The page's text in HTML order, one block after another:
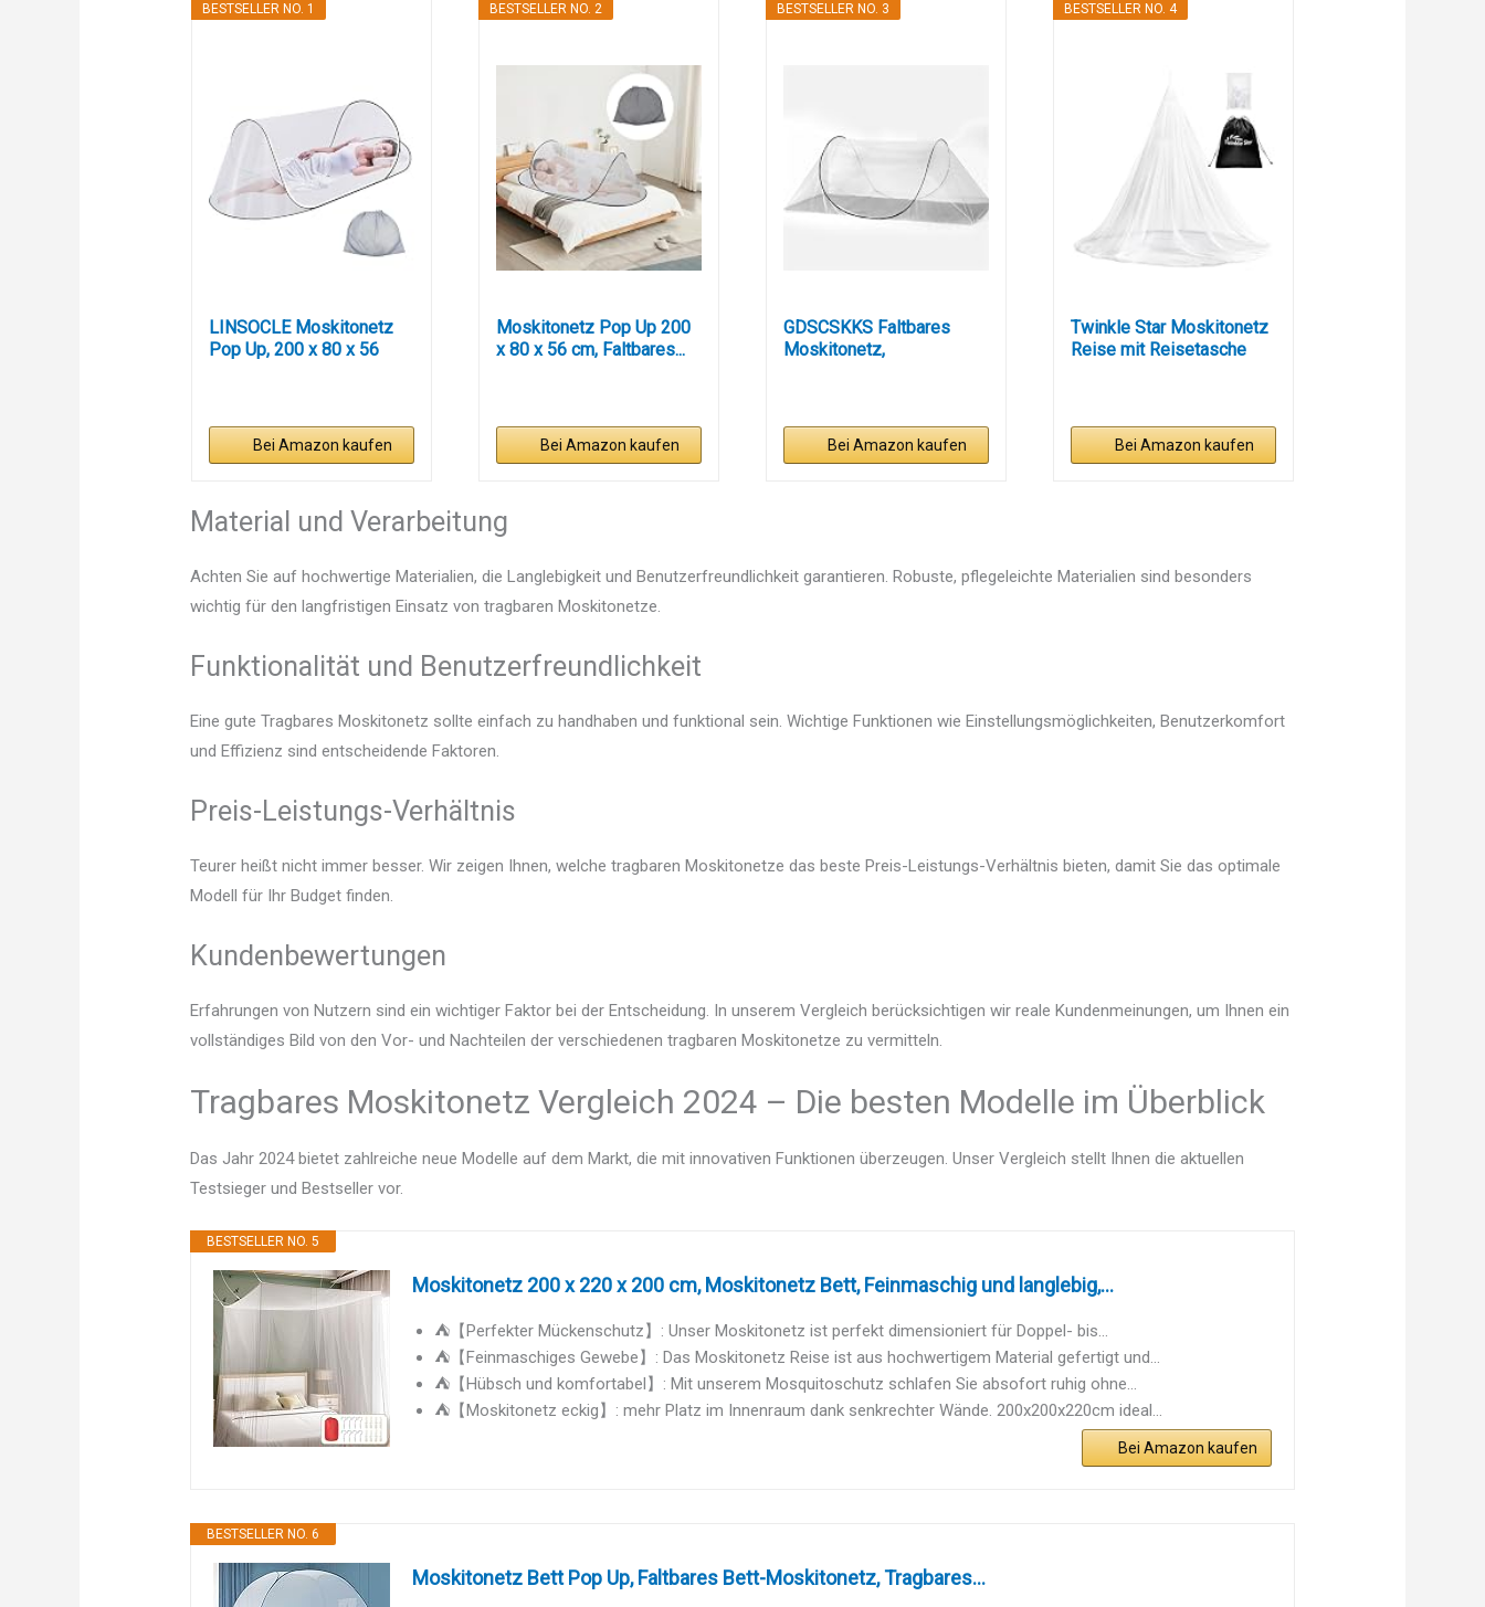
BESTSELLER NO. 1
LINSOCLE Moskitonetz
Pop Up, 200 x 80 x 56
Bei Amazon kaufen
BESTSELLER NO. 2
Moskitonetz Pop Up 200
x 80 x 56 cm, Faltbares...
Bei Amazon kaufen
BESTSELLER NO. 3
GDSCSKKS Faltbares
Moskitonetz,
Bei Amazon kaufen
BESTSELLER NO. 4
Twinkle Star Moskitonetz
Reise mit Reisetasche
Bei Amazon kaufen
Material und Verarbeitung
Achten Sie auf hochwertige Materialien, die Langlebigkeit und Benutzerfreundlichkeit garantieren. Robuste, pflegeleichte Materialien sind besonders
wichtig für den langfristigen Einsatz von tragbaren Moskitonetze.
Funktionalität und Benutzerfreundlichkeit
Eine gute Tragbares Moskitonetz sollte einfach zu handhaben und funktional sein. Wichtige Funktionen wie Einstellungsmöglichkeiten, Benutzerkomfort
und Effizienz sind entscheidende Faktoren.
Preis-Leistungs-Verhältnis
Teurer heißt nicht immer besser. Wir zeigen Ihnen, welche tragbaren Moskitonetze das beste Preis-Leistungs-Verhältnis bieten, damit Sie das optimale
Modell für Ihr Budget finden.
Kundenbewertungen
Erfahrungen von Nutzern sind ein wichtiger Faktor bei der Entscheidung. In unserem Vergleich berücksichtigen wir reale Kundenmeinungen, um Ihnen ein
vollständiges Bild von den Vor- und Nachteilen der verschiedenen tragbaren Moskitonetze zu vermitteln.
Tragbares Moskitonetz Vergleich 2024 – Die besten Modelle im Überblick
Das Jahr 2024 bietet zahlreiche neue Modelle auf dem Markt, die mit innovativen Funktionen überzeugen. Unser Vergleich stellt Ihnen die aktuellen
Testsieger und Bestseller vor.
BESTSELLER NO. 5
Moskitonetz 200 x 220 x 200 cm, Moskitonetz Bett, Feinmaschig und langlebig,...
⛺️【Perfekter Mückenschutz】: Unser Moskitonetz ist perfekt dimensioniert für Doppel- bis...
⛺️【Feinmaschiges Gewebe】: Das Moskitonetz Reise ist aus hochwertigem Material gefertigt und...
⛺️【Hübsch und komfortabel】: Mit unserem Mosquitoschutz schlafen Sie absofort ruhig ohne...
⛺️【Moskitonetz eckig】: mehr Platz im Innenraum dank senkrechter Wände. 200x200x220cm ideal...
Bei Amazon kaufen
BESTSELLER NO. 6
Moskitonetz Bett Pop Up, Faltbares Bett-Moskitonetz, Tragbares...